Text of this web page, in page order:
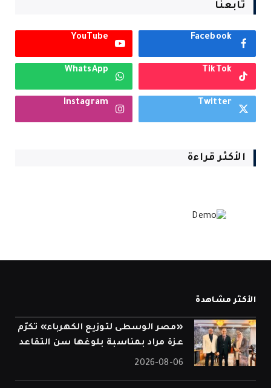
تابعنا
Facebook
YouTube
TikTok
WhatsApp
Twitter
Instagram
الأكثر قراءة
الأكثر مشاهدة
«مصر الوسطى لتوزيع الكهرباء» تكرّم
عزة مراد بمناسبة بلوغها سن التقاعد
2026-08-06